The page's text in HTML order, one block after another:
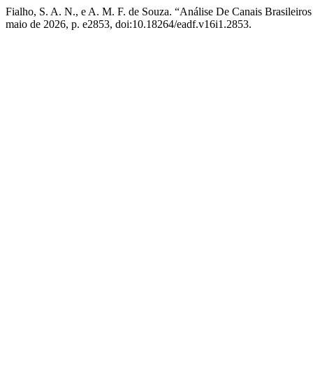
Fialho, S. A. N., e A. M. F. de Souza. “Análise De Canais
maio de 2026, p. e2853, doi:10.18264/eadf.v16i1.2853.